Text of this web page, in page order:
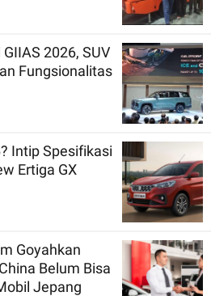
2026, SUV
Fungsionalitas
Intip Spesifikasi
Ertiga GX
Goyahkan
Belum Bisa
Jepang